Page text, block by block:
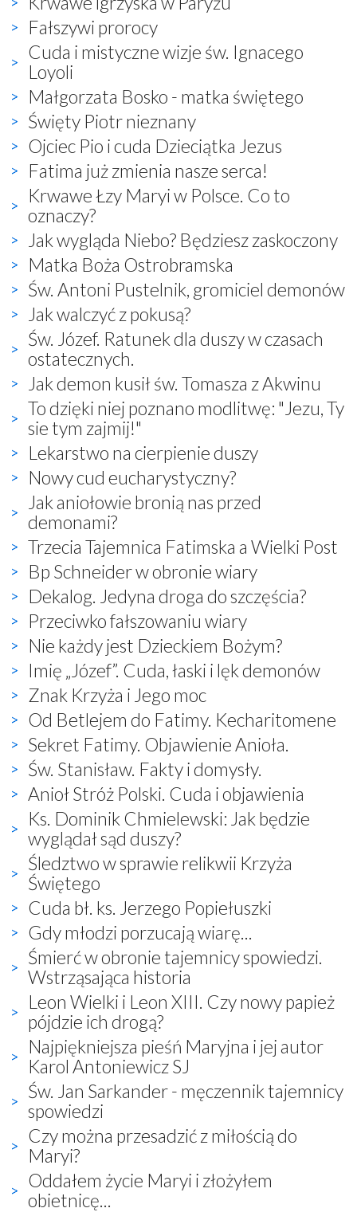
Fałszywi prorocy
Cuda i mistyczne wizje św. Ignacego
Loyoli
Małgorzata Bosko - matka świętego
Święty Piotr nieznany
Ojciec Pio i cuda Dzieciątka Jezus
Fatima już zmienia nasze serca!
Krwawe Łzy Maryi w Polsce. Co to
oznaczy?
Jak wygląda Niebo? Będziesz zaskoczony
Matka Boża Ostrobramska
Św. Antoni Pustelnik, gromiciel demonów
Jak walczyć z pokusą?
Św. Józef. Ratunek dla duszy w czasach
ostatecznych.
Jak demon kusił św. Tomasza z Akwinu
To dzięki niej poznano modlitwę: "Jezu, Ty
sie tym zajmij!"
Lekarstwo na cierpienie duszy
Nowy cud eucharystyczny?
Jak aniołowie bronią nas przed
demonami?
Trzecia Tajemnica Fatimska a Wielki Post
Bp Schneider w obronie wiary
Dekalog. Jedyna droga do szczęścia?
Przeciwko fałszowaniu wiary
Nie każdy jest Dzieckiem Bożym?
Imię „Józef”. Cuda, łaski i lęk demonów
Znak Krzyża i Jego moc
Od Betlejem do Fatimy. Kecharitomene
Sekret Fatimy. Objawienie Anioła.
Św. Stanisław. Fakty i domysły.
Anioł Stróż Polski. Cuda i objawienia
Ks. Dominik Chmielewski: Jak będzie
wyglądał sąd duszy?
Śledztwo w sprawie relikwii Krzyża
Świętego
Cuda bł. ks. Jerzego Popiełuszki
Gdy młodzi porzucają wiarę...
Śmierć w obronie tajemnicy spowiedzi.
Wstrząsająca historia
Leon Wielki i Leon XIII. Czy nowy papież
pójdzie ich drogą?
Najpiękniejsza pieśń Maryjna i jej autor
Karol Antoniewicz SJ
Św. Jan Sarkander - męczennik tajemnicy
spowiedzi
Czy można przesadzić z miłością do
Maryi?
Oddałem życie Maryi i złożyłem
obietnicę...